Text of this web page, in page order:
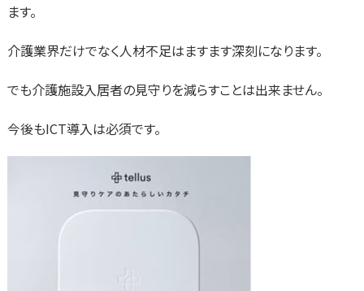
ます。
介護業界だけでなく人材不足はますます深刻になります。
でも介護施設入居者の見守りを減らすことは出来ません。
今後もICT導入は必須です。